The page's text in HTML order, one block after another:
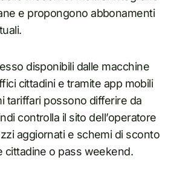
e propongono abbonamenti
disponibili dalle macchine
cittadini e tramite app mobili
tariffari possono differire da
controlla il sito dell’operatore
aggiornati e schemi di sconto
cittadine o pass weekend.